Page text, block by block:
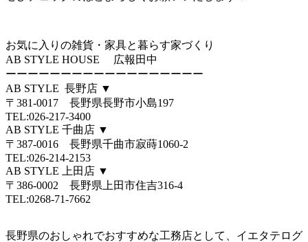
お気に入りの雑貨・家具と暮らす家づくり
AB STYLE HOUSE 広報田中
ーーーーーーーーーーーーーーーーーー
AB STYLE 長野店 ▼
〒381-0017 長野県長野市小島197
TEL:026-217-3400
AB STYLE 千曲店 ▼
〒387-0016 長野県千曲市寂蒔1060-2
TEL:026-214-2153
AB STYLE 上田店 ▼
〒386-0002 長野県上田市住吉316-4
TEL:0268-71-7662
長野県のおしゃれでおすすめな工務店として、イエタテログ